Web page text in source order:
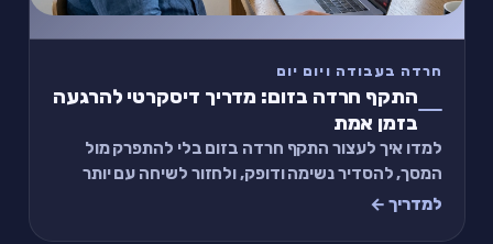
חרדה בעבודה ויום יום
התקף חרדה בזום: מדריך דיסקרטי להרגעה
בזמן אמת
למדו איך לעצור התקף חרדה בזום בלי להתפרק מול
המסך, להסדיר נשימה ודופק, ולחזור לשיחה עם יותר
שליטה, פחות מבוכה וכלים שאפשר ליישם מיד.
למדריך ←